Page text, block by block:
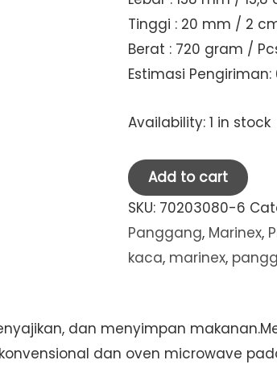
Tinggi : 20 mm / 2
Berat : 720 gram /
Estimasi Pengiriman:
Availability: 1 in stock
Marinex
Casserole
Tutup
x
S15.8cm
Add to cart
SKU: 70203080-6
Panggang, Marinex,
kaca, marinex,
dan menyimpan
dan oven microwave